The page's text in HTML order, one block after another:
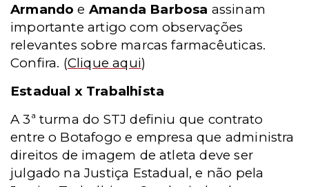
Armando e Amanda Barbosa assinam
importante artigo com observações
relevantes sobre marcas farmacêuticas.
Confira. (Clique aqui)
Estadual x Trabalhista
A 3ª turma do STJ definiu que contrato
entre o Botafogo e empresa que administra
direitos de imagem de atleta deve ser
julgado na Justiça Estadual, e não pela